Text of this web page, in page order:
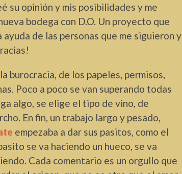
su opinión y mis posibilidades y me
bodega con D.O. Un proyecto que
de las personas que me siguieron y
burocracia, de los papeles, permisos,
Poco a poco se van superando todas
algo, se elige el tipo de vino, de
En fin, un trabajo largo y pesado,
empezaba a dar sus pasitos, como el
se va haciendo un hueco, se va
Cada comentario es un orgullo que